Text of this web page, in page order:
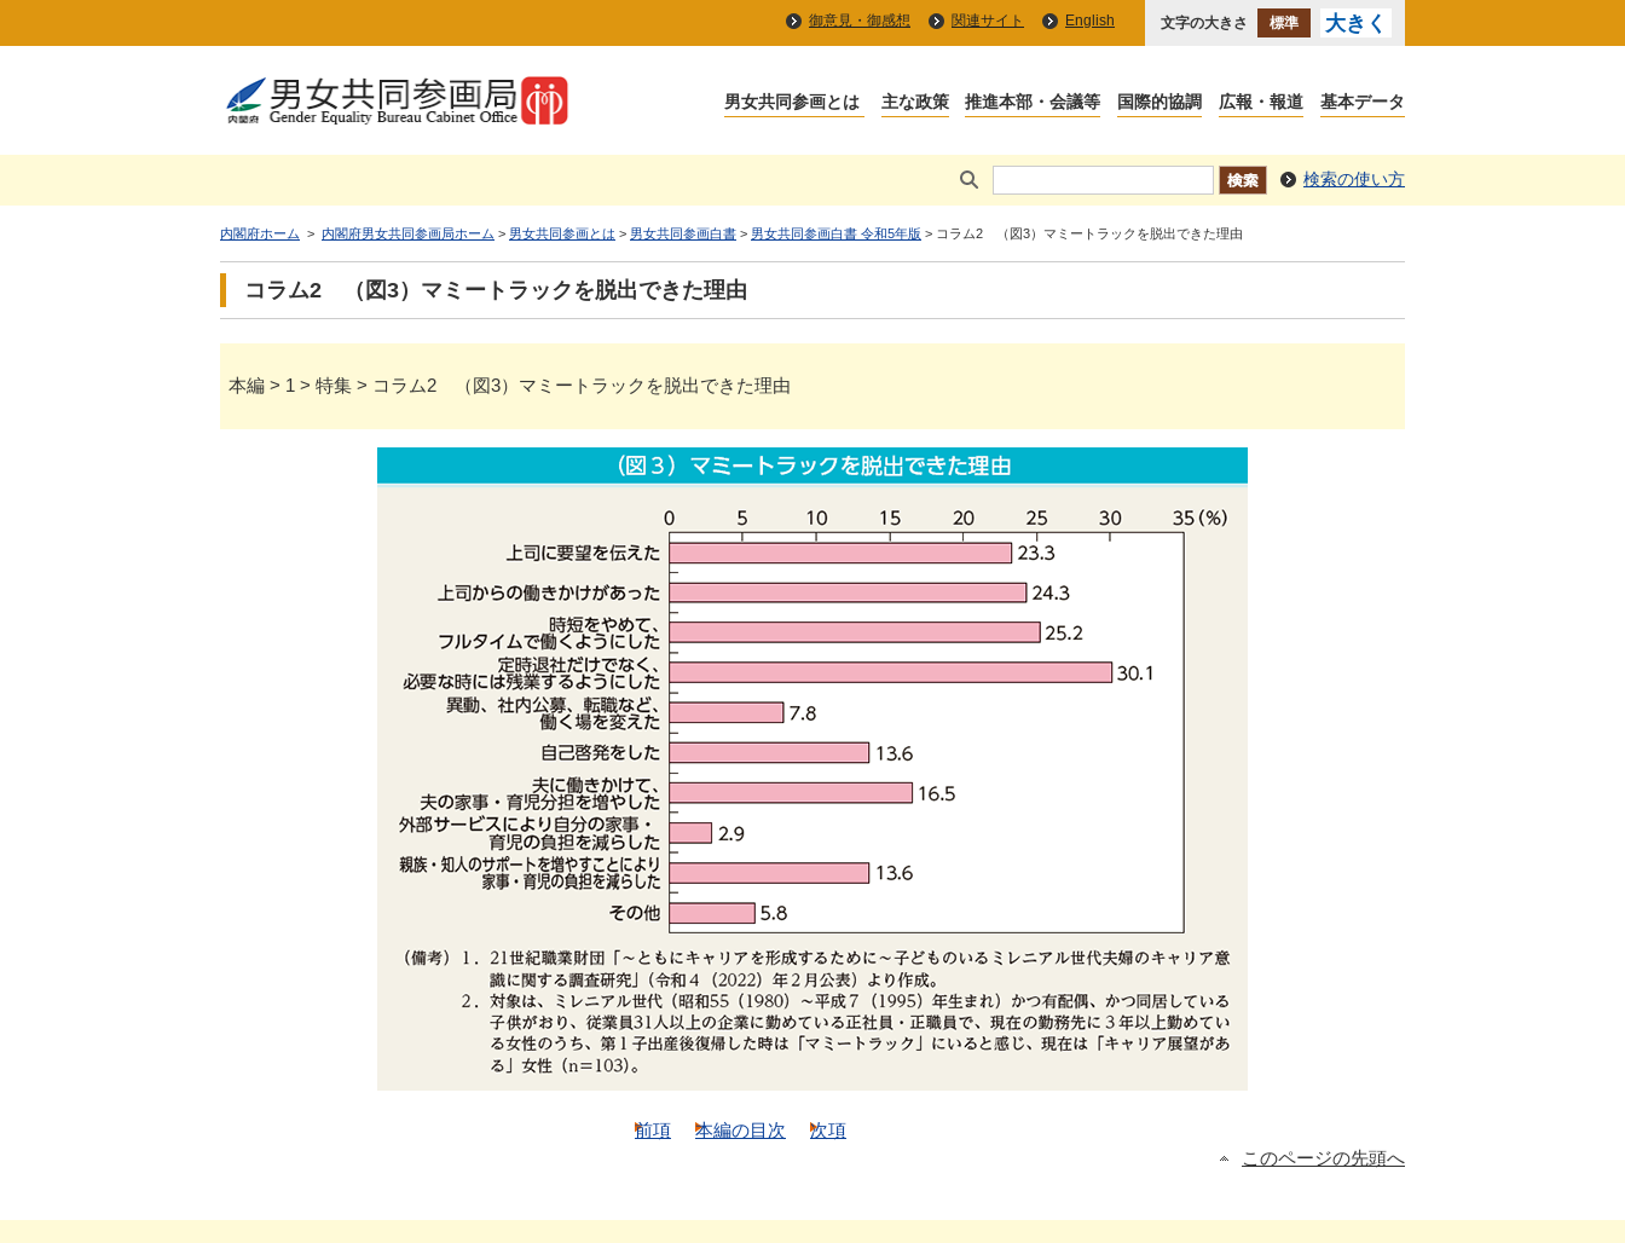
御意見・御感想 関連サイト English 文字の大きさ 標準 大きく
検索の使い方
内閣府ホーム > 内閣府男女共同参画局ホーム > 男女共同参画とは > 男女共同参画白書 > 男女共同参画白書 令和5年版 > コラム2 （図3）マミートラックを脱出できた理由
コラム2 （図3）マミートラックを脱出できた理由
本編 > 1 > 特集 > コラム2 （図3）マミートラックを脱出できた理由
前項 本編の目次 次項
このページの先頭へ